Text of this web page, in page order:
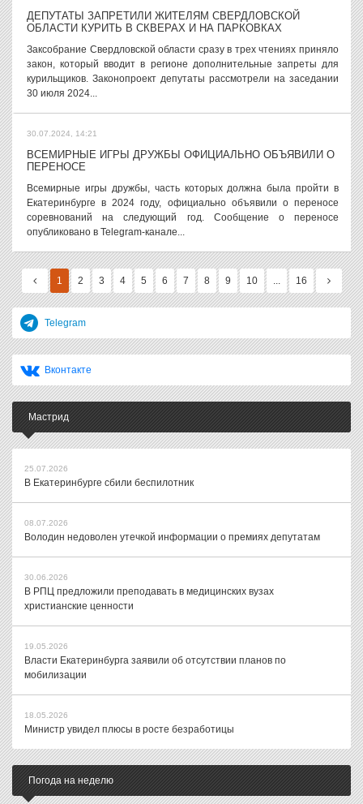
ДЕПУТАТЫ ЗАПРЕТИЛИ ЖИТЕЛЯМ СВЕРДЛОВСКОЙ
ОБЛАСТИ КУРИТЬ В СКВЕРАХ И НА ПАРКОВКАХ
Заксобрание Свердловской области сразу в трех чтениях приняло
закон, который вводит в регионе дополнительные запреты для
курильщиков. Законопроект депутаты рассмотрели на заседании
30 июля 2024...
30.07.2024, 14:21
ВСЕМИРНЫЕ ИГРЫ ДРУЖБЫ ОФИЦИАЛЬНО ОБЪЯВИЛИ О
ПЕРЕНОСЕ
Всемирные игры дружбы, часть которых должна была пройти в
Екатеринбурге в 2024 году, официально объявили о переносе
соревнований на следующий год. Сообщение о переносе
опубликовано в Telegram-канале...
1 2 3 4 5 6 7 8 9 10 ... 16
Telegram
Вконтакте
Мастрид
25.07.2026
В Екатеринбурге сбили беспилотник
08.07.2026
Володин недоволен утечкой информации о премиях депутатам
30.06.2026
В РПЦ предложили преподавать в медицинских вузах
христианские ценности
19.05.2026
Власти Екатеринбурга заявили об отсутствии планов по
мобилизации
18.05.2026
Министр увидел плюсы в росте безработицы
Погода на неделю